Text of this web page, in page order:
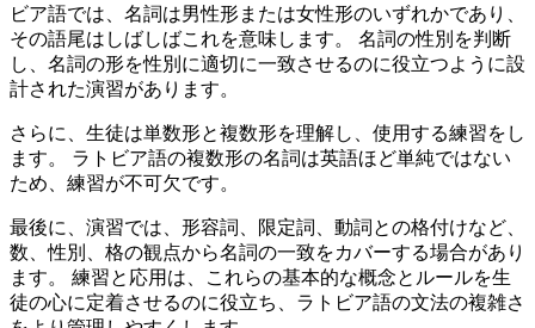
ビア語では、名詞は男性形または女性形のいずれかであり、
その語尾はしばしばこれを意味します。 名詞の性別を判断
し、名詞の形を性別に適切に一致させるのに役立つように設
計された演習があります。
さらに、生徒は単数形と複数形を理解し、使用する練習をし
ます。 ラトビア語の複数形の名詞は英語ほど単純ではない
ため、練習が不可欠です。
最後に、演習では、形容詞、限定詞、動詞との格付けなど、
数、性別、格の観点から名詞の一致をカバーする場合があり
ます。 練習と応用は、これらの基本的な概念とルールを生
徒の心に定着させるのに役立ち、ラトビア語の文法の複雑さ